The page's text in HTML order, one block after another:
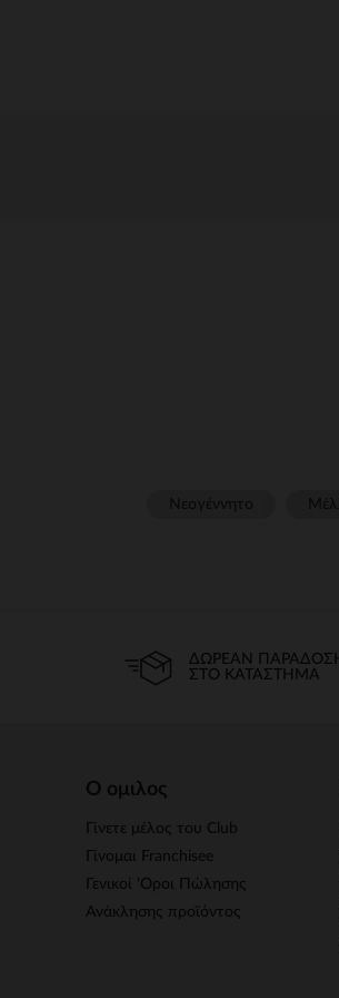
ΔΩΡΕΆΝ ΠΑΡΆΔΟΣΗ
ΣΤΟ ΚΑΤΆΣΤΗΜΑ
Ο ομιλος
Γίνετε μέλος του Club
Γίνομαι Franchisee
Γενικοί 'Οροι Πώλησης
Ανάκλησης προϊόντος